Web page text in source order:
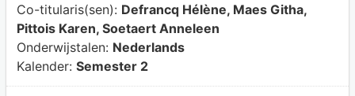
Co-titularis(sen): Defrancq Hélène, Maes Githa,
Pittois Karen, Soetaert Anneleen
Onderwijstalen: Nederlands
Kalender: Semester 2